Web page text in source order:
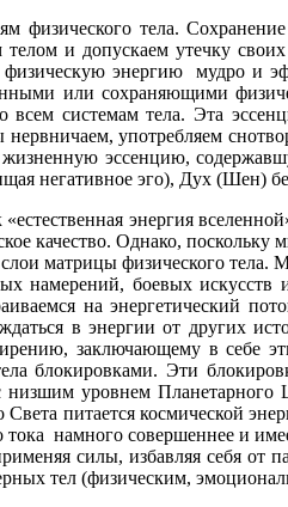
физического тела.
и допускаем утечку
энергию мудро и
или сохраняющими
всем системам тела. Эта
употребляем
эссенцию,
негативное эго), Дух (Шен)
«естественная энергия
качество. Однако,
слои матрицы физического
намерений, боевых
на энергетический
в энергии от других
заключающему в
блокировками. Эти
уровнем
питается космической
тока намного совершеннее и
силы, избавляя себя
тел (физическим,